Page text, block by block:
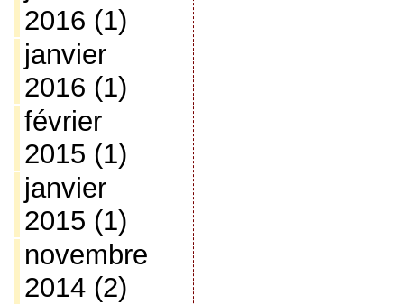
2016 (1)
janvier
2016 (1)
février
2015 (1)
janvier
2015 (1)
novembre
2014(2)